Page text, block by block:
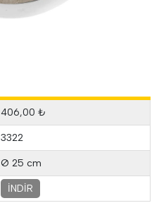
406,00 ₺
3322
Ø 25 cm
İNDİR